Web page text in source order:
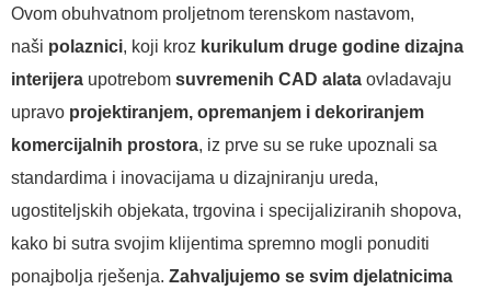
Ovom obuhvatnom proljetnom terenskom nastavom,
naši polaznici, koji kroz kurikulum druge godine dizajna
interijera upotrebom suvremenih CAD alata ovladavaju
upravo projektiranjem, opremanjem i dekoriranjem
komercijalnih prostora, iz prve su se ruke upoznali sa
standardima i inovacijama u dizajniranju ureda,
ugostiteljskih objekata, trgovina i specijaliziranih shopova,
kako bi sutra svojim klijentima spremno mogli ponuditi
ponajbolja rješenja. Zahvaljujemo se svim djelatnicima